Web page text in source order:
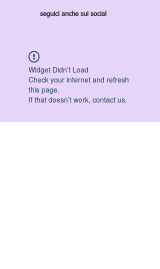
seguici anche sui social
Widget Didn’t Load
Check your internet and refresh
this page.
If that doesn’t work, contact us.